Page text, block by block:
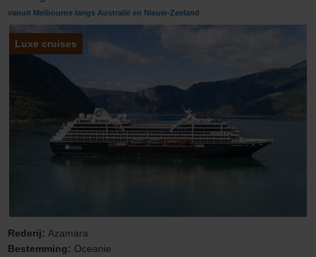
vanuit Melbourne langs Australië en Nieuw-Zeeland
Luxe cruises
Rederij: Azamara
Bestemming: Oceanie